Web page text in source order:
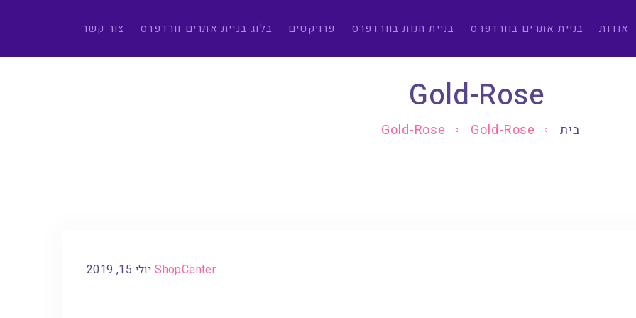
אודות בניית אתרים בוורדפרס בניית חנות בוורדפרס פרויקטים בלוג בניית אתרים וורדפרס צור קשר
Gold-Rose
בית Gold-Rose
Gold-Rose
ShopCenter יולי 15, 2019